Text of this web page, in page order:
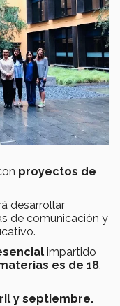
proyectos de
desarrollar
de comunicación y
impartido
es de 18
y septiembre.